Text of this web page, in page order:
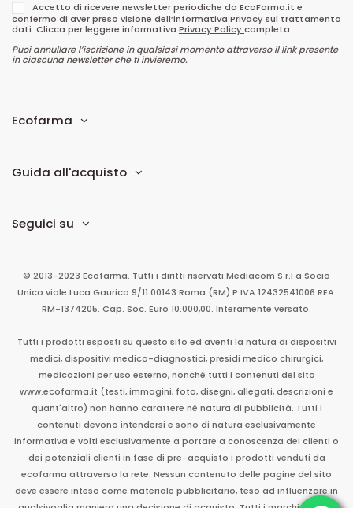
Accetto di ricevere newsletter periodiche da EcoFarma.it e
confermo di aver preso visione dell’informativa Privacy sul trattamento
dati. Clicca per leggere informativa Privacy Policycompleta.
Puoi annullare l’iscrizione in qualsiasi momento attraverso il link presente
in ciascuna newsletter che ti invieremo.
Ecofarma
Guida all'acquisto
Seguici su
© 2013-2023 Ecofarma. Tutti i diritti riservati.Mediacom S.r.l a Socio
Unico viale Luca Gaurico 9/11 00143 Roma (RM) P.IVA 12432541006 REA:
RM-1374205. Cap. Soc. Euro 10.000,00. Interamente versato.
Tutti i prodotti esposti su questo sito ed aventi la natura di dispositivi
medici, dispositivi medico-diagnostici, presidi medico chirurgici,
medicazioni per uso esterno, nonché tutti i contenuti del sito
www.ecofarma.it (testi, immagini, foto, disegni, allegati, descrizioni e
quant'altro) non hanno carattere né natura di pubblicità. Tutti i
contenuti devono intendersi e sono di natura esclusivamente
informativa e volti esclusivamente a portare a conoscenza dei clienti o
dei potenziali clienti in fase di pre-acquisto i prodotti venduti da
ecofarma attraverso la rete. Nessun contenuto delle pagine del sito
deve essere inteso come materiale pubblicitario, teso ad influenzare in